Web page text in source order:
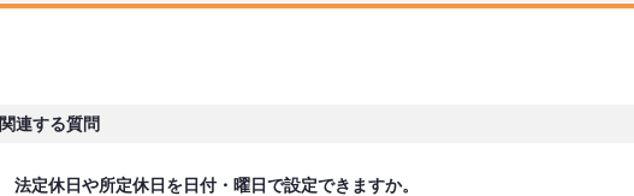
関連する質問
法定休日や所定休日を日付・曜日で設定できますか。